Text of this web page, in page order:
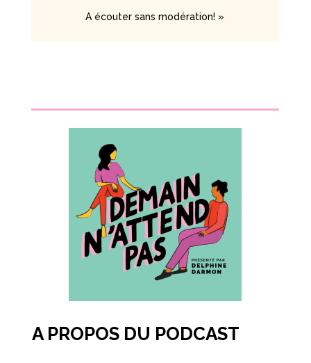
A écouter sans modération! »
A PROPOS DU PODCAST